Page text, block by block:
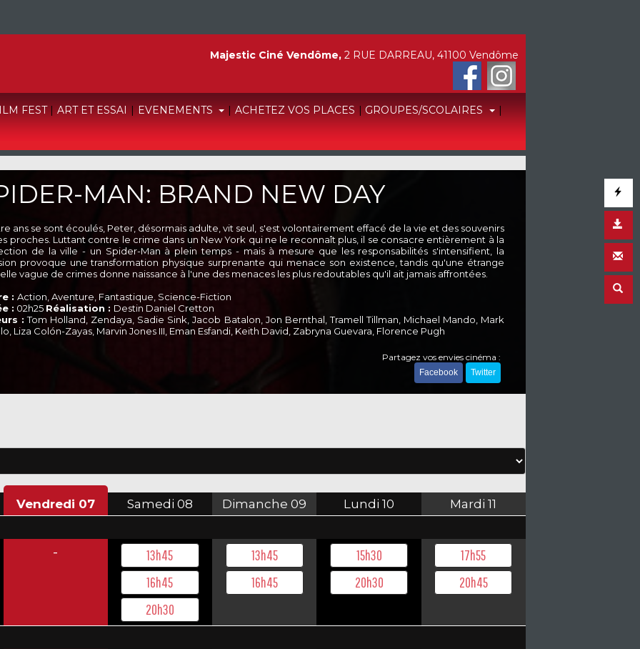
FEST | ART ET ESSAI | EVENEMENTS | ACHETEZ VOS PLACES | GROUPES/SCOLAIRES |
Majestic Ciné Vendôme, 2 RUE DARREAU, 41100 Vendôme
MAN: BRAND NEW DAY
ans se sont écoulés, Peter, désormais adulte, vit seul, s'est volontairement effacé de la vie et des souvenirs
proches. Luttant contre le crime dans un New York qui ne le reconnaît plus, il se consacre entièrement à la
de la ville - un Spider-Man à plein temps - mais à mesure que les responsabilités s'intensifient, la
provoque une transformation physique surprenante qui menace son existence, tandis qu'une étrange
vague de crimes donne naissance à l'une des menaces les plus redoutables qu'il ait jamais affrontées.
: Action, Aventure, Fantastique, Science-Fiction
: 02h25 Réalisation : Destin Daniel Cretton
: Tom Holland, Zendaya, Sadie Sink, Jacob Batalon, Jon Bernthal, Tramell Tillman, Michael Mando, Mark
Liza Colón-Zayas, Marvin Jones III, Eman Esfandi, Keith David, Zabryna Guevara, Florence Pugh
Partagez vos envies cinéma :
Facebook Twitter
Vendredi 07 Samedi 08 Dimanche 09 Lundi 10 Mardi 11
-
13h45
16h45
20h30
13h45
16h45
15h30
20h30
17h55
20h45